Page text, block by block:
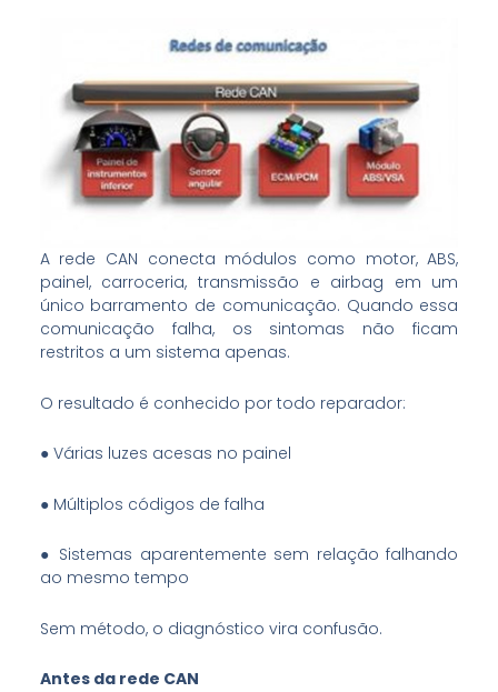
A rede CAN conecta módulos como motor, ABS,
painel, carroceria, transmissão e airbag em um
único barramento de comunicação. Quando essa
comunicação falha, os sintomas não ficam
restritos a um sistema apenas.
O resultado é conhecido por todo reparador:
● Várias luzes acesas no painel
● Múltiplos códigos de falha
● Sistemas aparentemente sem relação falhando
ao mesmo tempo
Sem método, o diagnóstico vira confusão.
Antes da rede CAN